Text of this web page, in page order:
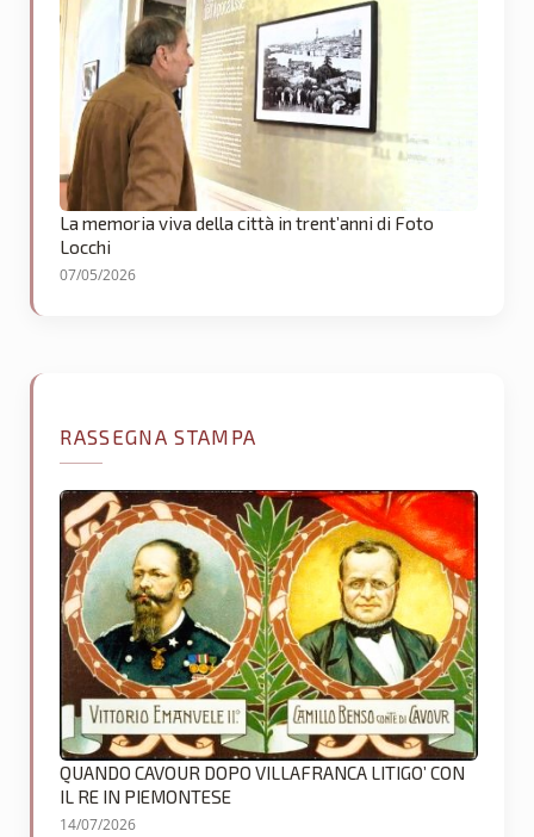
La memoria viva della città in trent’anni di Foto
Locchi
07/05/2026
RASSEGNA STAMPA
QUANDO CAVOUR DOPO VILLAFRANCA LITIGO’ CON
IL RE IN PIEMONTESE
14/07/2026